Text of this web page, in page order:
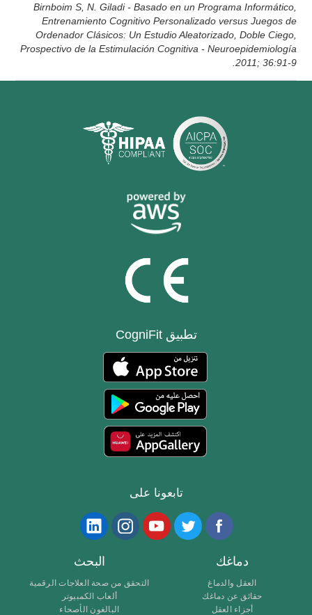
Birnboim S, N. Giladi - Basado en un Programa Informático,
Entrenamiento Cognitivo Personalizado versus Juegos de
Ordenador Clásicos: Un Estudio Aleatorizado, Doble Ciego,
Prospectivo de la Estimulación Cognitiva - Neuroepidemiología
2011; 36:91-9.
تطبيق CogniFit
تابعونا على
دماغك
العقل والدماغ
حقائق عن دماغك
أجزاء العقل
البحث
التحقق من صحة العلاجات الرقمية
ألعاب الكمبيوتر
البالغون الأصحاء